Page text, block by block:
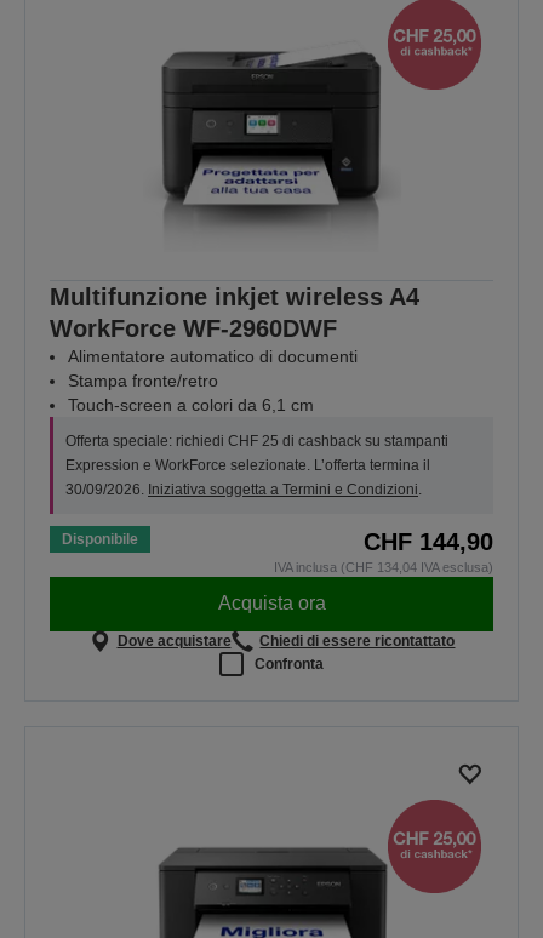
Multifunzione inkjet wireless A4
WorkForce WF-2960DWF
Alimentatore automatico di documenti
Stampa fronte/retro
Touch-screen a colori da 6,1 cm
Offerta speciale: richiedi CHF 25 di cashback su stampanti
Expression e WorkForce selezionate. L’offerta termina il
30/09/2026. Iniziativa soggetta a Termini e Condizioni
Disponibile CHF 144,90
IVA inclusa (CHF 134,04 IVA esclusa)
Acquista ora
Dove acquistare
Chiedi di essere ricontattato
Confronta